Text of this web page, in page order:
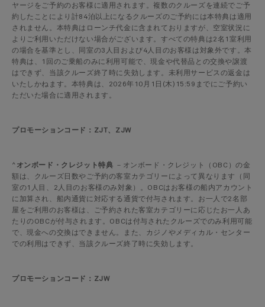
ヤージをご予約のお客様に適用されます。複数のクルーズを連続でご予
約したことにより計84泊以上になるクルーズのご予約には本特典は適用
されません。本特典はローンチ代金に含まれておりますが、空室状況に
よりご利用いただけない場合がございます。すべての特典は2名1室利用
の場合を基準とし、同室の3人目および4人目のお客様は対象外です。本
特典は、1回のご乗船のみに利用可能で、現金や代替品との交換や譲渡
はできず、当該クルーズ終了時に失効します。未利用サービスの返金は
いたしかねます。本特典は、2026年10月1日(木)15:59までにご予約い
ただいた場合に適用されます。
プロモーションコード：ZJT、ZJW
^ オンボード・クレジット特典 －オンボード・クレジット（OBC）の金
額は、クルーズ日数やご予約の客室カテゴリーによって異なります（同
室の1人目、2人目のお客様のみ対象）。OBCはお客様の船内アカウント
に加算され、船内通貨に対応する通貨で付与されます。お一人で2名部
屋をご利用のお客様は、ご予約された客室カテゴリーに応じたお一人あ
たりのOBCが付与されます。OBCは付与されたクルーズでのみ利用可能
で、現金への交換はできません。また、カジノやメディカル・センター
での利用はできず、当該クルーズ終了時に失効します。
プロモーションコード：ZJW